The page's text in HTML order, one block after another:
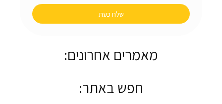
שלח כעת
מאמרים אחרונים:
חפש באתר: